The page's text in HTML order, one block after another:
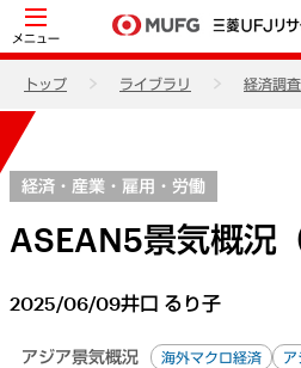
メニュー
トップ ライブラリ 経済調査
経済・産業・雇用・労働
ASEAN5景気概況
2025/06/09井口 るり子
アジア景気概況 海外マクロ経済 ア